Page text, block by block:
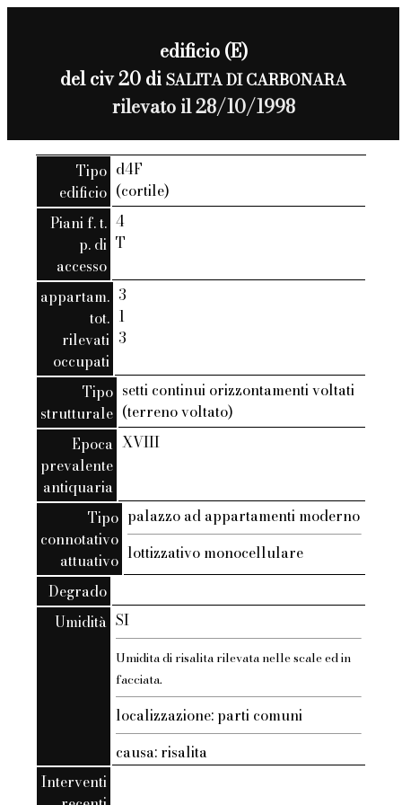
edificio (E)
del civ 20 diSALITA DI CARBONARA
rilevato il 28/10/1998
Tipo
edificio
d4F
(cortile)
Piani f. t.
p. di
accesso
4
T
appartam.
tot.
rilevati
occupati
3
1
3
Tipo
strutturale
setti continui orizzontamenti voltati
(terreno voltato)
Epoca
prevalente
antiquaria
XVIII
Tipo
connotativo
attuativo
palazzo ad appartamenti moderno
lottizzativo monocellulare
Degrado
Umidità SI
Umidita di risalita rilevata nelle scale ed in
facciata.
localizzazione: parti comuni
causa: risalita
Interventi